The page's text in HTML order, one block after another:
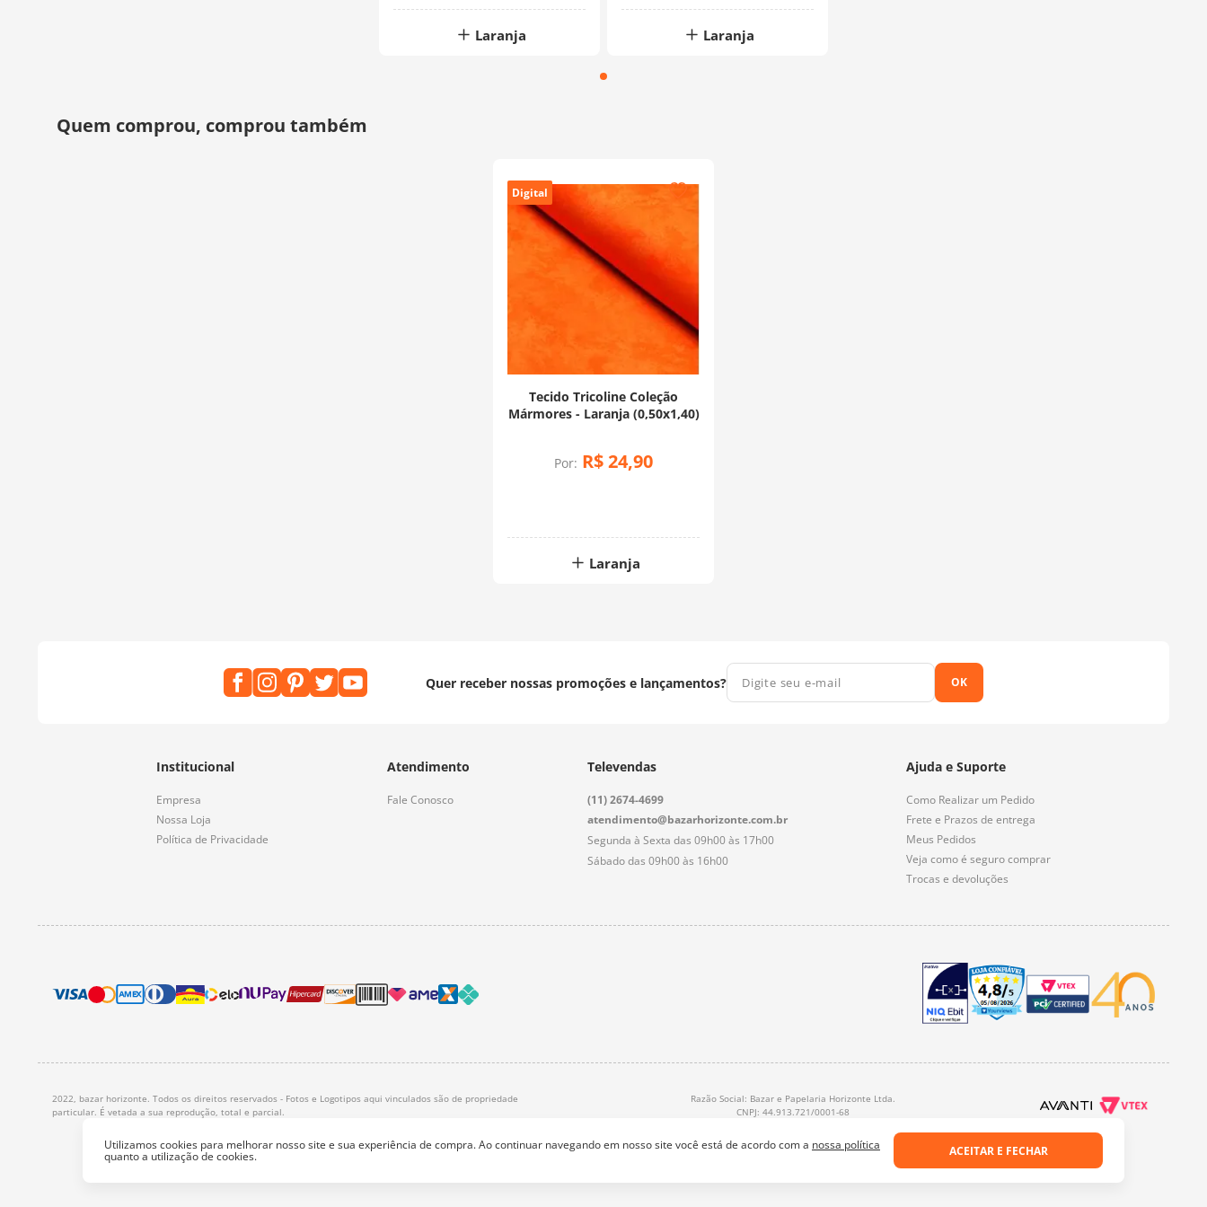
Utilizamos cookies para melhorar nosso site e sua experiência de compra. Ao continuar navegando em nosso site você está de acordo com a nossa política
quanto a utilização de cookies. ACEITAR E FECHAR
Laranja Laranja
Digital
Tecido Tricoline Coleção
Mármores - Laranja (0,50x1,40)
Por: R$24,90
Laranja
Quer receber nossas promoções e lançamentos? OK
Institucional
Empresa
Nossa Loja
Política de Privacidade
Atendimento
Fale Conosco
Televendas
(11) 2674-4699
atendimento@bazarhorizonte.com.br
Segunda à Sexta das 09h00 às 17h00
Sábado das 09h00 às 16h00
Ajuda e Suporte
Como Realizar um Pedido
Frete e Prazos de entrega
Meus Pedidos
Veja como é seguro comprar
Trocas e devoluções
2022, bazar horizonte. Todos os direitos reservados - Fotos e Logotipos aqui vinculados são de propriedade
particular. É vetada a sua reprodução, total e parcial.
Razão Social: Bazar e Papelaria Horizonte Ltda.
CNPJ: 44.913.721/0001-68